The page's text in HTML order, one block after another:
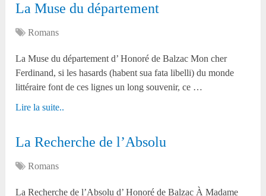
La Muse du département
Romans
La Muse du département d’ Honoré de Balzac Mon cher
Ferdinand, si les hasards (habent sua fata libelli) du monde
littéraire font de ces lignes un long souvenir, ce …
Lire la suite..
La Recherche de l’Absolu
Romans
La Recherche de l’Absolu d’ Honoré de Balzac À Madame